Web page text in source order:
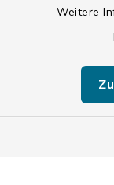
Weitere